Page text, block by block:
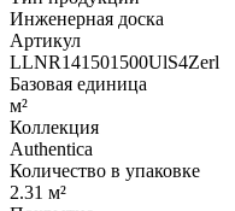
Инженерная доска
Артикул
LLNR141501500UlS4Zerl
Базовая единица
м²
Коллекция
Authentica
Количество в упаковке
2.31 м²